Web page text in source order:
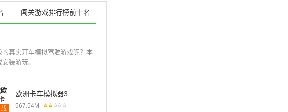
闯关游戏排行榜前十名
真实开车模拟驾驶游戏呢？本
安装游玩。...
载
欧洲卡车模拟器3
567.54M